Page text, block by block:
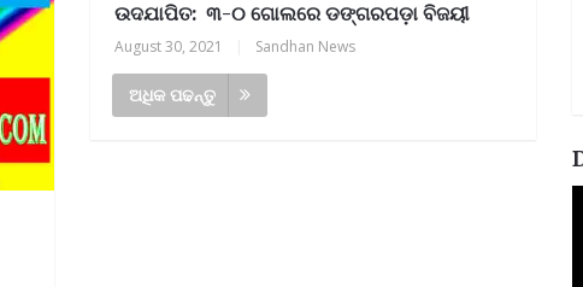
ଉଦଯାପିତ: ୩-୦ ଗୋଲରେ ଡଙ୍ଗରପଡ଼ା ବିଜୟୀ
August 30, 2021 Sandhan News
ଅଧିକ ପଢନ୍ତୁ